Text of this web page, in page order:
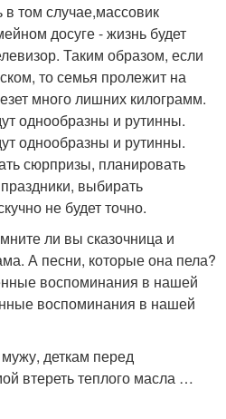
том случае,массовик
досуге - жизнь будет
Таким образом, если
то семья пролежит на
много лишних килограмм.
однообразны и рутинны.
однообразны и рутинны.
сюрпризы, планировать
выбирать
не будет точно.
ли вы сказочница и
А песни, которые она пела?
воспоминания в нашей
воспоминания в нашей
деткам перед
втереть теплого масла …